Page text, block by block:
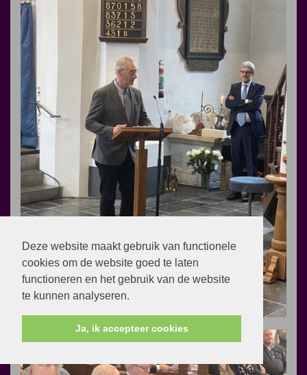
Deze website maakt gebruik van functionele
cookies om de website goed te laten
functioneren en het gebruik van de website
te kunnen analyseren.
Ja, ik accepteer cookies